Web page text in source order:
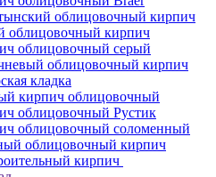
облицовочный кирпич
облицовочный кирпич
облицовочный серый
облицовочный кирпич
кладка
кирпич облицовочный
облицовочный Рустик
облицовочный соломенный
облицовочный кирпич
кирпич